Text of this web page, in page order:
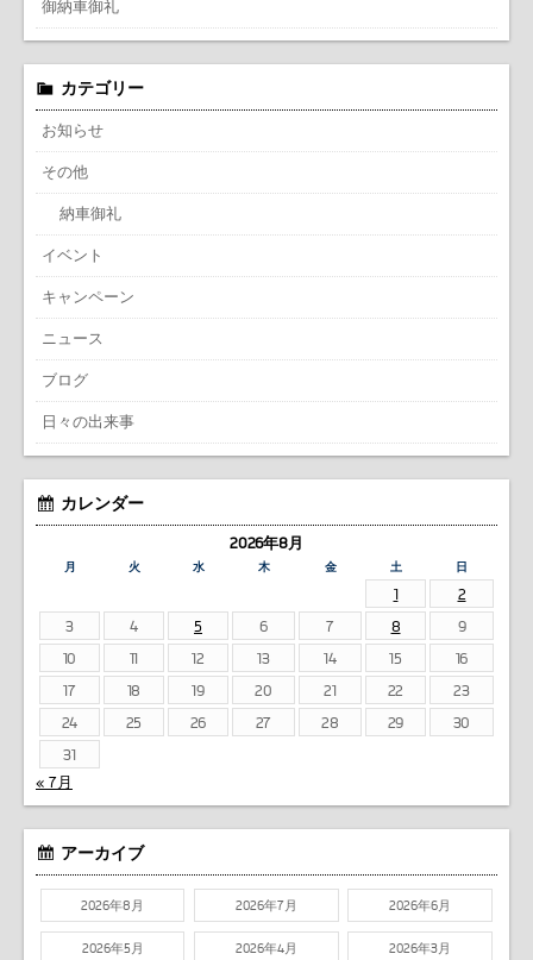
御納車御礼
カテゴリー
お知らせ
その他
納車御礼
イベント
キャンペーン
ニュース
ブログ
日々の出来事
カレンダー
2026年8月
月 火 水 木 金 土 日
1
2
3
4 5 6 7 8
9
10
11 12 13 14 15
16
17
18 19 20 21 22
23
24
25 26 27 28 29
30
31
« 7月
アーカイブ
2026年8月 2026年7月 2026年6月
2026年5月 2026年4月 2026年3月